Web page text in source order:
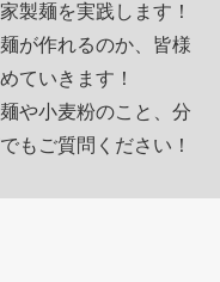
製麺を実践します！
が作れるのか、皆様
ていきます！
や小麦粉のこと、分
もご質問ください！